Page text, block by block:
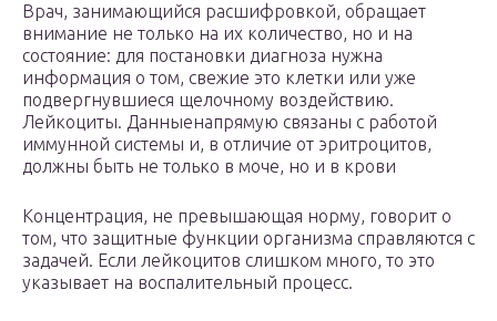
Врач, занимающийся расшифровкой, обращает
внимание не только на их количество, но и на
состояние: для постановки диагноза нужна
информация о том, свежие это клетки или уже
подвергнувшиеся щелочному воздействию.
Лейкоциты. Данныенапрямую связаны с работой
иммунной системы и, в отличие от эритроцитов,
должны быть не только в моче, но и в крови
Концентрация, не превышающая норму, говорит о
том, что защитные функции организма справляются с
задачей. Если лейкоцитов слишком много, то это
указывает на воспалительный процесс.